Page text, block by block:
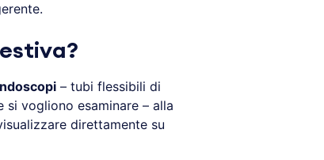
– tubi flessibili di
vogliono esaminare – alla
direttamente su